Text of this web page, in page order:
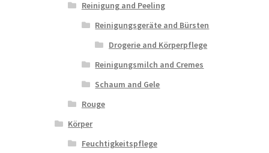
Reinigung and Peeling
Reinigungsgeräte and Bürsten
Drogerie and Körperpflege
Reinigungsmilch and Cremes
Schaum and Gele
Rouge
Körper
Feuchtigkeitspflege